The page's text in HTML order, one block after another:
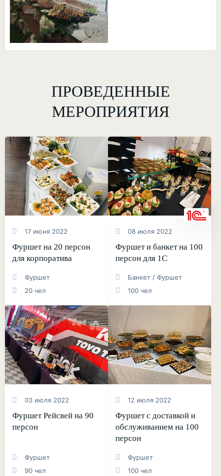
ПРОВЕДЕННЫЕ
МЕРОПРИЯТИЯ
17 июня 2022
Фуршет на 20 персон
для корпоратива
Фуршет
20 чел
08 июля 2022
Фуршет и банкет на 100
персон для 1С
Банкет / Фуршет
100 чел
03 июля 2022
Фуршет Рейсвей на 90
персон
Фуршет
90 чел
12 июля 2022
Фуршет с доставкой и
обслуживанием на 100
персон
Фуршет
100 чел